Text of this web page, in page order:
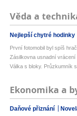
Věda a
Nejlepší chytré hodinky
První fotomobil byl spíš
Zásilkovna usnadní vrácení
Válka s bloky. Průzkumník
Ekonomika a
Daňové přiznání